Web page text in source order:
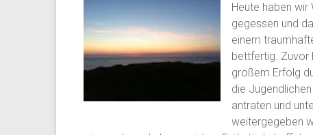
Heute haben
gegessen und
einem
bettfertig. Zuvor
großem Erfolg
die
antraten und
weitergegeben